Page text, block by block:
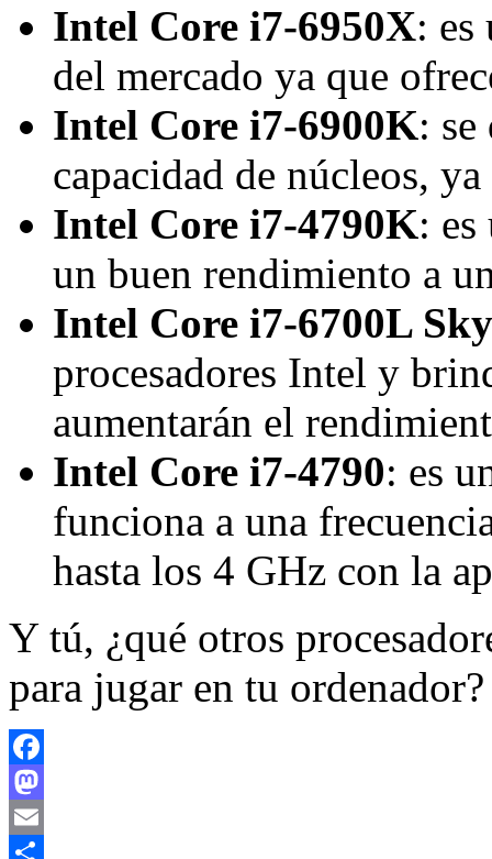
Intel Core i7-6950X: es
del mercado ya que
Intel Core i7-6900K:
capacidad de núcleos,
Intel Core i7-4790K:
un buen rendimiento a
Intel Core i7-6700L
procesadores Intel y
aumentarán el
Intel Core i7-4790: es
funciona a una
hasta los 4 GHz con la
Y tú, ¿qué otros
para jugar en tu ordenador?
Facebook
Mastodon
Email